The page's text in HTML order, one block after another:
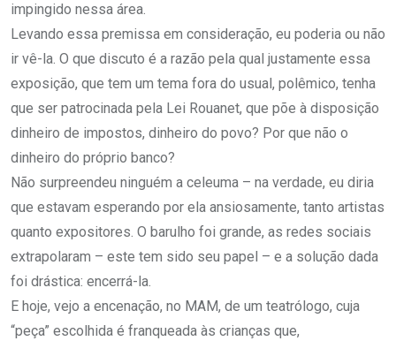
impingido nessa área.
Levando essa premissa em consideração, eu poderia ou não
ir vê-la. O que discuto é a razão pela qual justamente essa
exposição, que tem um tema fora do usual, polêmico, tenha
que ser patrocinada pela Lei Rouanet, que põe à disposição
dinheiro de impostos, dinheiro do povo? Por que não o
dinheiro do próprio banco?
Não surpreendeu ninguém a celeuma – na verdade, eu diria
que estavam esperando por ela ansiosamente, tanto artistas
quanto expositores. O barulho foi grande, as redes sociais
extrapolaram – este tem sido seu papel – e a solução dada
foi drástica: encerrá-la.
E hoje, vejo a encenação, no MAM, de um teatrólogo, cuja
“peça” escolhida é franqueada às crianças que,